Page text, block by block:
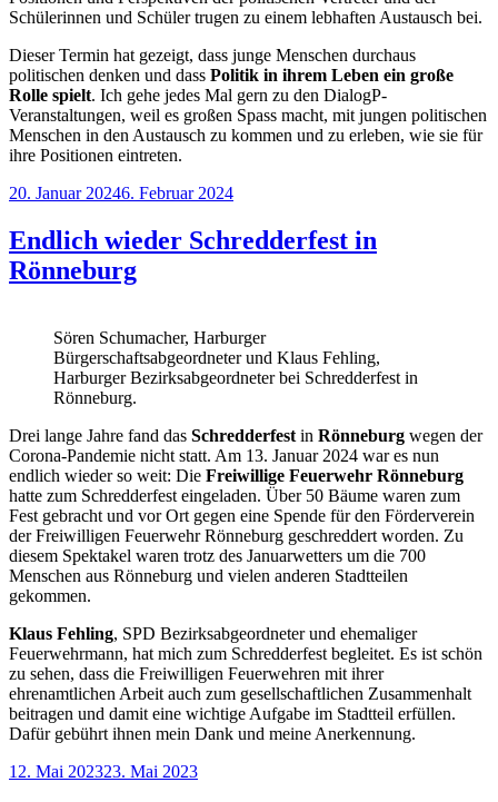
Schülerinnen und Schüler trugen zu einem lebhaften Austausch bei.
Dieser Termin hat gezeigt, dass junge Menschen durchaus
politischen denken und dass Politik in ihrem Leben ein große
Rolle spielt. Ich gehe jedes Mal gern zu den DialogP-
Veranstaltungen, weil es großen Spass macht, mit jungen politischen
Menschen in den Austausch zu kommen und zu erleben, wie sie für
ihre Positionen eintreten.
Veröffentlicht
20. Januar 20246. Februar 2024
Endlich wieder Schredderfest in
Rönneburg
Sören Schumacher, Harburger
Bürgerschaftsabgeordneter und Klaus Fehling,
Harburger Bezirksabgeordneter bei Schredderfest in
Rönneburg.
Drei lange Jahre fand das Schredderfest in Rönneburg wegen der
Corona-Pandemie nicht statt. Am 13. Januar 2024 war es nun
endlich wieder so weit: Die Freiwillige Feuerwehr Rönneburg
hatte zum Schredderfest eingeladen. Über 50 Bäume waren zum
Fest gebracht und vor Ort gegen eine Spende für den Förderverein
der Freiwilligen Feuerwehr Rönneburg geschreddert worden. Zu
diesem Spektakel waren trotz des Januarwetters um die 700
Menschen aus Rönneburg und vielen anderen Stadtteilen
gekommen.
Klaus Fehling, SPD Bezirksabgeordneter und ehemaliger
Feuerwehrmann, hat mich zum Schredderfest begleitet. Es ist schön
zu sehen, dass die Freiwilligen Feuerwehren mit ihrer
ehrenamtlichen Arbeit auch zum gesellschaftlichen Zusammenhalt
beitragen und damit eine wichtige Aufgabe im Stadtteil erfüllen.
Dafür gebührt ihnen mein Dank und meine Anerkennung.
Veröffentlicht
12. Mai 202323. Mai 2023